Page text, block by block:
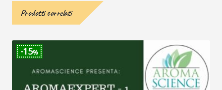
Prodotti correlati
15%